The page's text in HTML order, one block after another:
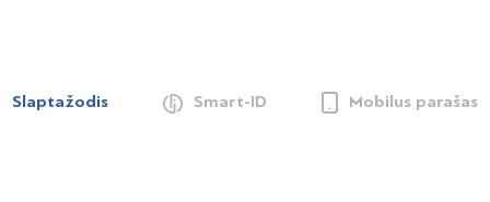
Slaptažodis Smart-ID Mobilus parašas